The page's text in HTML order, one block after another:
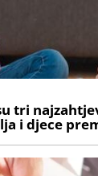
tri
i djece